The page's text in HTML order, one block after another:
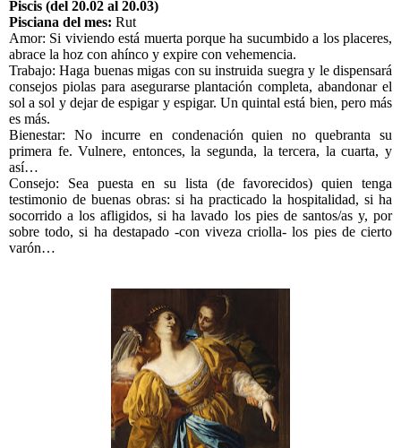
Piscis (del 20.02 al 20.03)
Pisciana del mes: Rut
Amor: Si viviendo está muerta porque ha sucumbido a los placeres,
abrace la hoz con ahínco y expire con vehemencia.
Trabajo: Haga buenas migas con su instruida suegra y le dispensará
consejos piolas para asegurarse plantación completa, abandonar el
sol a sol y dejar de espigar y espigar. Un quintal está bien, pero más
es más.
Bienestar: No incurre en condenación quien no quebranta su
primera fe. Vulnere, entonces, la segunda, la tercera, la cuarta, y
así…
Consejo: Sea puesta en su lista (de favorecidos) quien tenga
testimonio de buenas obras: si ha practicado la hospitalidad, si ha
socorrido a los afligidos, si ha lavado los pies de santos/as y, por
sobre todo, si ha destapado -con viveza criolla- los pies de cierto
varón…